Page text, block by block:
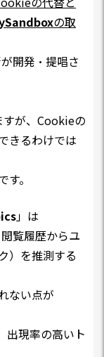
の取
開発・提唱さ
すが、Cookieの
きるわけでは
。
」は
覧履歴からユ
）を推測する
ない点が
出現率の高いト